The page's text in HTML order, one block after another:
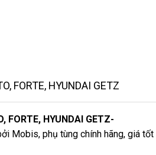
FORTE, HYUNDAI GETZ
FORTE, HYUNDAI GETZ-
Mobis, phụ tùng chính hãng, giá tốt